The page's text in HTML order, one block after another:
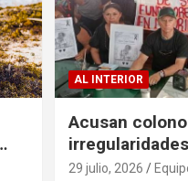
AL INTERIOR
Acusan
escrituras
29 julio, 2026